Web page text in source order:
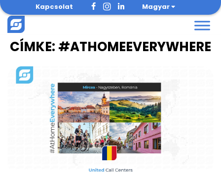
Skip
to
content
Kapcsolat Magyar
CÍMKE: #ATHOMEEVERYWHERE